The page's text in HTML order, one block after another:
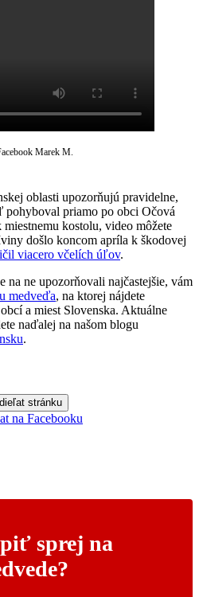
Marek M.
oblasti upozorňujú pravidelne,
pohyboval priamo po obci Očová
kostolu, video môžete
došlo koncom apríla k škodovej
viacero včelích úľov.
ne upozorňovali najčastejšie, vám
medveďa, na ktorej nájdete
a miest Slovenska. Aktuálne
naďalej na našom blogu
.
sprej na